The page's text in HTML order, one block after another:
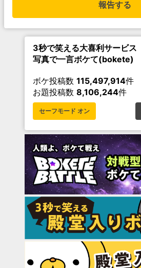
報告する
3秒で笑える大喜利サービス
写真で一言ボケて(bokete)
ボケ投稿数 115,497,914件
お題投稿数 8,106,244件
セーフモード オン